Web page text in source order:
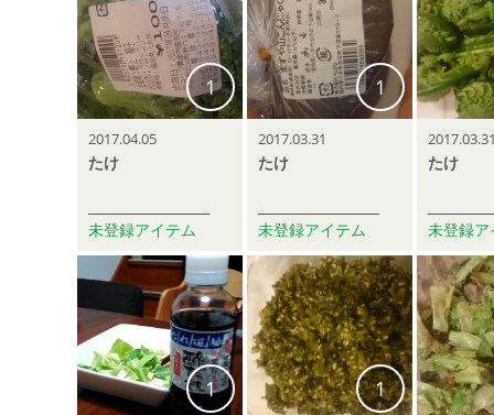
1
2017.04.05
たけ
未登録アイテム
1
2017.03.31
たけ
未登録アイテム
たけ
未登録ア
1 1